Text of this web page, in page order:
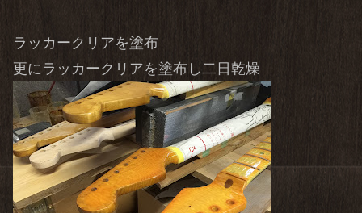
ラッカークリアを塗布
更にラッカークリアを塗布し二日乾燥